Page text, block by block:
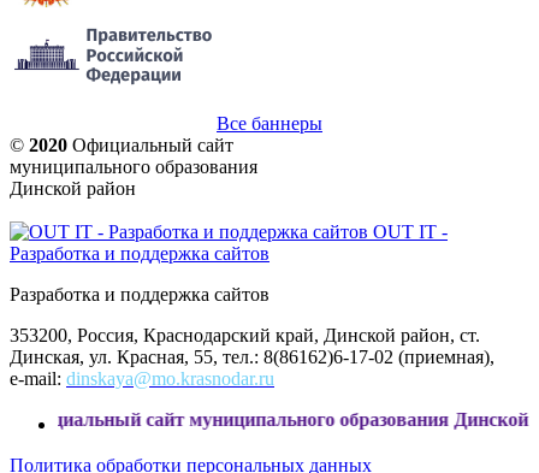
Все баннеры
© 2020 Официальный сайт
муниципального образования
Динской район
OUT IT -
Разработка и поддержка сайтов
Разработка и поддержка сайтов
353200, Россия, Краснодарский край, Динской район, ст.
Динская, ул. Красная, 55, тел.: 8(86162)6-17-02 (приемная),
e-mail: dinskaya@mo.krasnodar.ru
муниципального образования Динской район
Политика обработки персональных данных